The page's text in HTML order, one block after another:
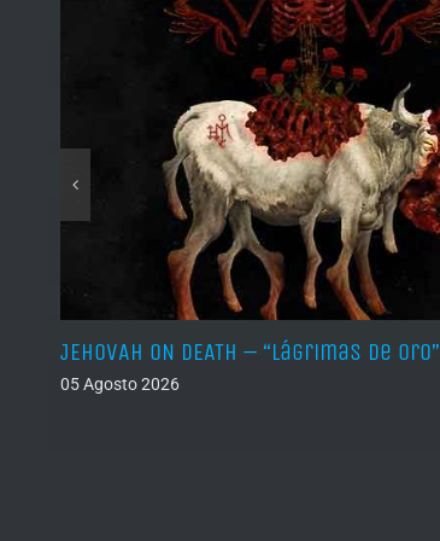
JEHOVAH ON DEATH – “Lágrimas de Oro”
05 Agosto 2026